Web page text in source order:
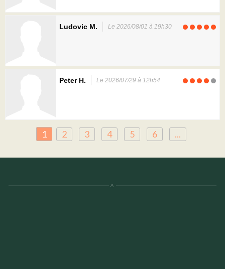
Ludovic M. Le 2026/08/01 à 19h30
Peter H. Le 2026/07/29 à 12h54
1 2 3 4 5 6 ...